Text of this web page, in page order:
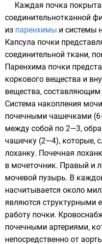
Каждая почка
соединительнотканной
из паренхимы и системы
Капсула почки
соединительной ткани,
Паренхима почки
коркового вещества и
вещества,
Система накопления
почечными чашечками
между собой по 2—3,
чашечку (2—4), которые,
лоханку. Почечная
в мочеточник. Правый и
мочевой пузырь. В
насчитывается около
являются структурными
работу почки.
почечными артериями,
непосредственно от